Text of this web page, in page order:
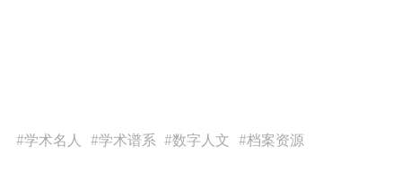
#学术名人 #学术谱系 #数字人文 #档案资源